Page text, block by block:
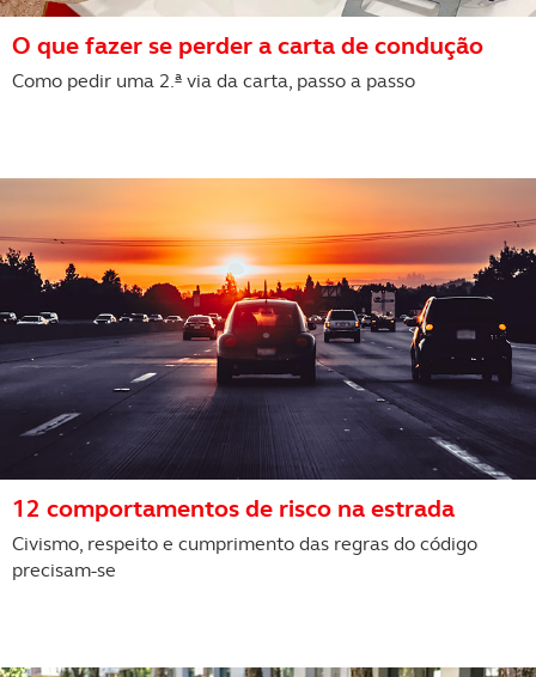
Consulte a política de cookies do site.
O que fazer se perder a carta de condução
Como pedir uma 2.ª via da carta, passo a passo
12 comportamentos de risco na estrada
Civismo, respeito e cumprimento das regras do código
precisam-se